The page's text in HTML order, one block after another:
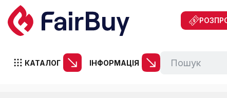
КАТАЛОГ ІНФОРМАЦІЯ